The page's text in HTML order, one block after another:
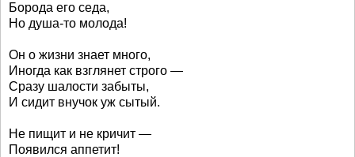
Борода его седа,
Но душа-то молода!
Он о жизни знает много,
Иногда как взглянет строго —
Сразу шалости забыты,
И сидит внучок уж сытый.
Не пищит и не кричит —
Появился аппетит!